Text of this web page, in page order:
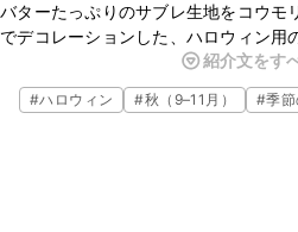
バターたっぷりのサブレ生地をコウモ
でデコレーションした、ハロウィン用
ブラックココアで真っ黒に。おどろお
みましょう。食紅を使って他の色も加
紹介文をす
#ハロウィン #秋（9–11月） #季節